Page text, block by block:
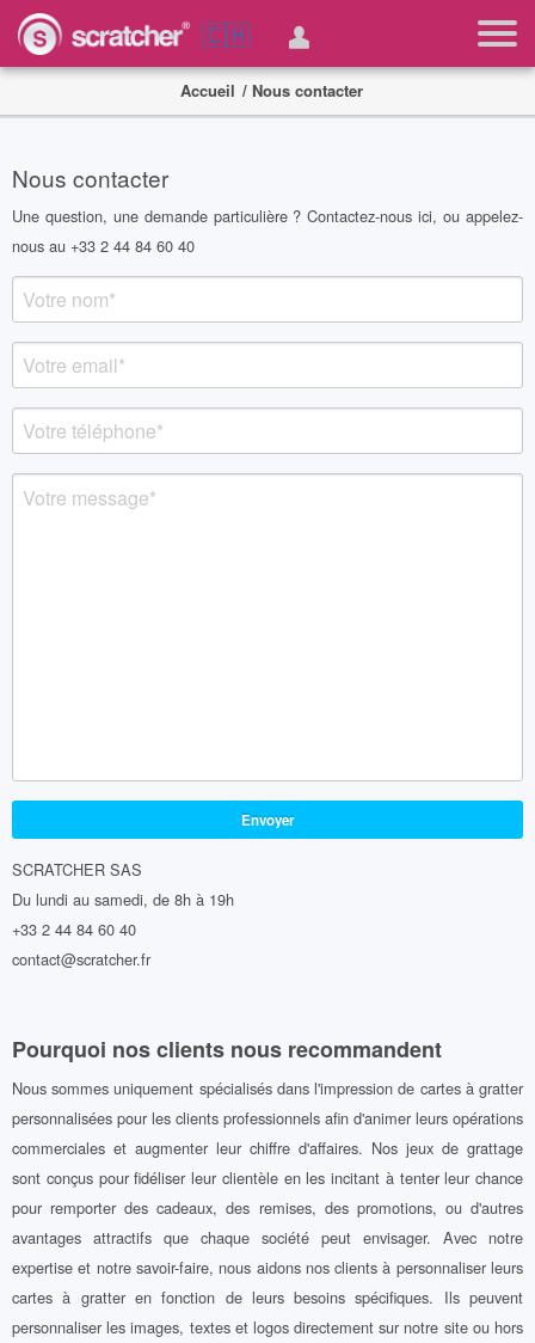
🇨🇭
Accueil / Nous contacter
Nous contacter
Une question, une demande particulière ? Contactez-nous ici, ou appelez-
nous au +33 2 44 84 60 40
SCRATCHER SAS
Du lundi au samedi, de 8h à 19h
+33 2 44 84 60 40
contact@scratcher.fr
Pourquoi nos clients nous recommandent
Nous sommes uniquement spécialisés dans l'impression de cartes à gratter
personnalisées pour les clients professionnels afin d'animer leurs opérations
commerciales et augmenter leur chiffre d'affaires. Nos jeux de grattage
sont conçus pour fidéliser leur clientèle en les incitant à tenter leur chance
pour remporter des cadeaux, des remises, des promotions, ou d'autres
avantages attractifs que chaque société peut envisager. Avec notre
expertise et notre savoir-faire, nous aidons nos clients à personnaliser leurs
cartes à gratter en fonction de leurs besoins spécifiques. Ils peuvent
personnaliser les images, textes et logos directement sur notre site ou hors